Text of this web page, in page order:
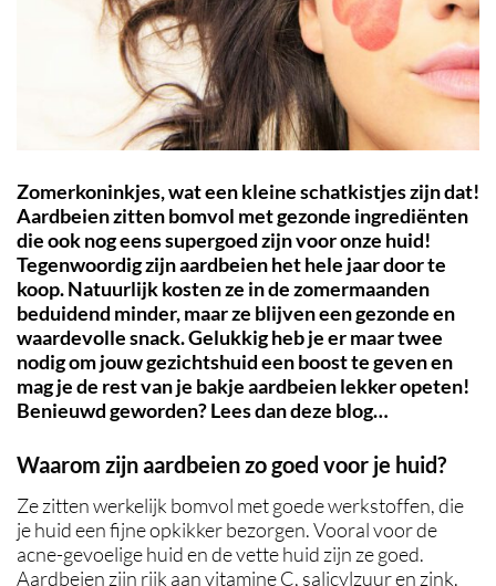
Zomerkoninkjes, wat een kleine schatkistjes zijn dat!
Aardbeien zitten bomvol met gezonde ingrediënten
die ook nog eens supergoed zijn voor onze huid!
Tegenwoordig zijn aardbeien het hele jaar door te
koop. Natuurlijk kosten ze in de zomermaanden
beduidend minder, maar ze blijven een gezonde en
waardevolle snack. Gelukkig heb je er maar twee
nodig om jouw gezichtshuid een boost te geven en
mag je de rest van je bakje aardbeien lekker opeten!
Benieuwd geworden? Lees dan deze blog…
Waarom zijn aardbeien zo goed voor je huid?
Ze zitten werkelijk bomvol met goede werkstoffen, die
je huid een fijne opkikker bezorgen. Vooral voor de
acne-gevoelige huid en de vette huid zijn ze goed.
Aardbeien zijn rijk aan vitamine C, salicylzuur en zink.